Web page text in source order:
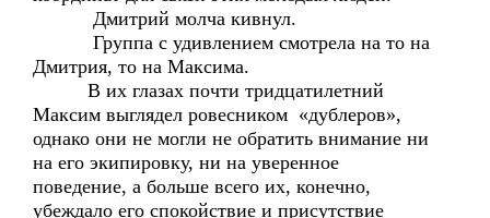
Дмитрий молча кивнул.
Группа с удивлением смотрела на то на
Дмитрия, то на Максима.
В их глазах почти тридцатилетний
Максим выглядел ровесником «дублеров»,
однако они не могли не обратить внимание ни
на его экипировку, ни на уверенное
поведение, а больше всего их, конечно,
убеждало его спокойствие и присутствие